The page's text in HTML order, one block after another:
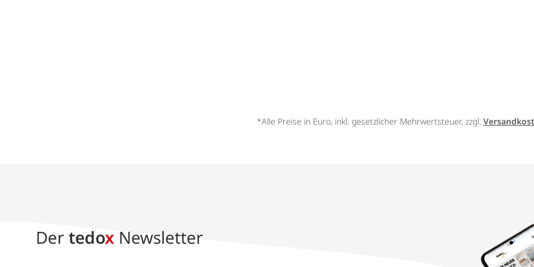
*Alle Preise in Euro, inkl. gesetzlicher Mehrwertsteuer, zzgl.
Der tedox Newsletter